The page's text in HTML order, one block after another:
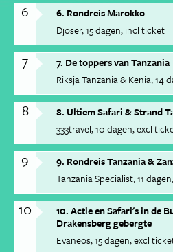
6
6. Rondreis Marokko
Djoser 15 dagen incl ticket
7
7. De toppers van Tanzania
Riksja Tanzania & Kenia 14
8
8. Ultiem Safari & Strand
333travel 10 dagen excl
9
9. Rondreis Tanzania &
Tanzania Specialist 11 dagen
10
10. Actie en Safari's in de
Drakensberg gebergte
Evaneos 15 dagen excl